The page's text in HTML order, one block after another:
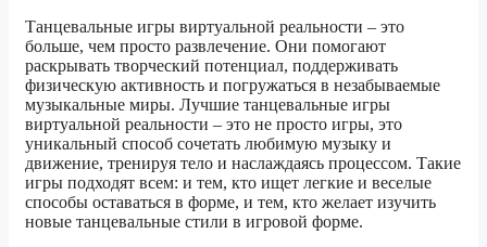
Танцевальные игры виртуальной реальности – это
больше, чем просто развлечение. Они помогают
раскрывать творческий потенциал, поддерживать
физическую активность и погружаться в незабываемые
музыкальные миры. Лучшие танцевальные игры
виртуальной реальности – это не просто игры, это
уникальный способ сочетать любимую музыку и
движение, тренируя тело и наслаждаясь процессом. Такие
игры подходят всем: и тем, кто ищет легкие и веселые
способы оставаться в форме, и тем, кто желает изучить
новые танцевальные стили в игровой форме.